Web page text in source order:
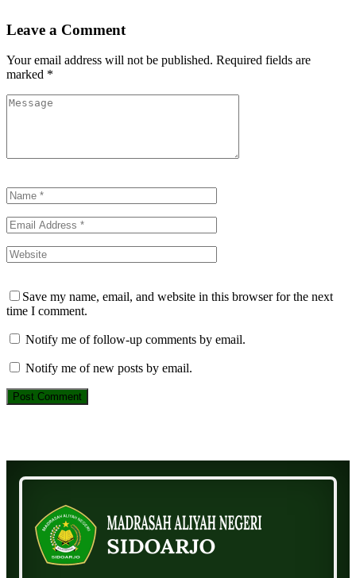
Leave a Comment
Your email address will not be published. Required fields are
marked *
Save my name, email, and website in this browser for the next
time I comment.
Notify me of follow-up comments by email.
Notify me of new posts by email.